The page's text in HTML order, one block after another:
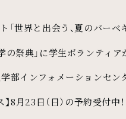
世界と出会う、夏のバーベ
の祭典」に学生ボランティ
部インフォメーションセン
8月23日（日）の予約受付中！